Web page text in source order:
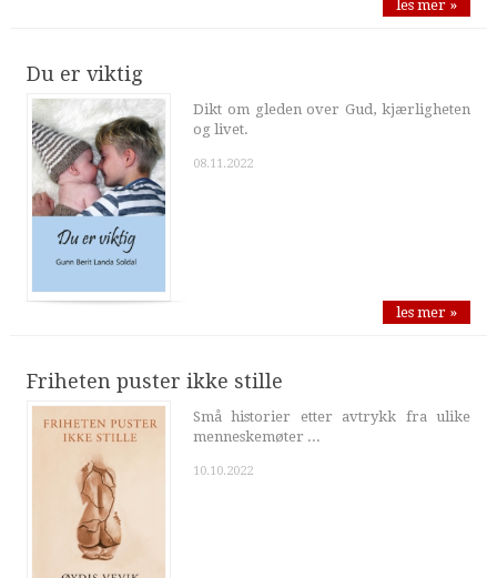
les mer »
Du er viktig
Dikt om gleden over Gud, kjærligheten
og livet.
08.11.2022
les mer »
Friheten puster ikke stille
Små historier etter avtrykk fra ulike
menneskemøter ...
10.10.2022